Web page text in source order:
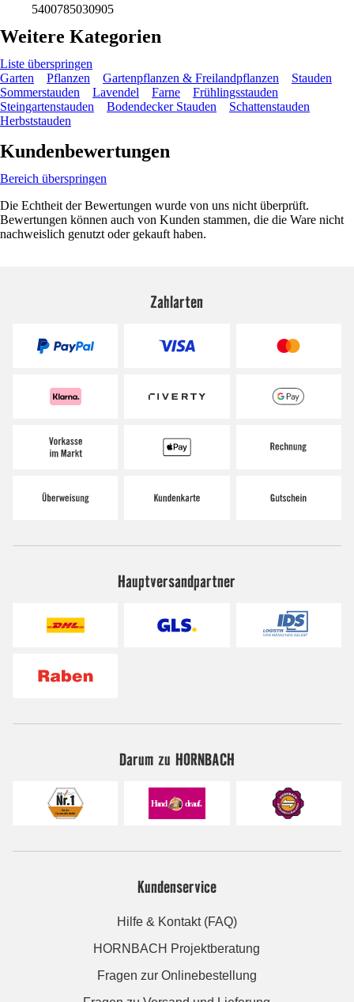
5400785030905
Weitere Kategorien
Liste überspringen
Garten
Pflanzen Gartenpflanzen & Freilandpflanzen
Stauden
Sommerstauden
Lavendel Farne
Frühlingsstauden
Steingartenstauden
Bodendecker Stauden
Schattenstauden
Herbststauden
Kundenbewertungen
Bereich überspringen
Die Echtheit der Bewertungen wurde von uns nicht überprüft.
Bewertungen können auch von Kunden stammen, die die Ware nicht
nachweislich genutzt oder gekauft haben.
Zahlarten
Hauptversandpartner
Darum zu HORNBACH
Kundenservice
Hilfe & Kontakt (FAQ)
HORNBACH Projektberatung
Fragen zur Onlinebestellung